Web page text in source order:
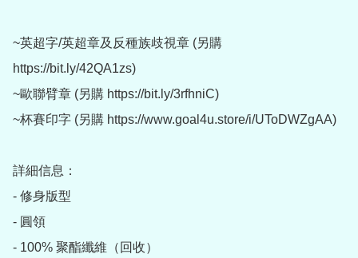
~英超字/英超章及反種族歧視章 (另購
https://bit.ly/42QA1zs)
~歐聯臂章 (另購 https://bit.ly/3rfhniC)
~杯賽印字 (另購 https://www.goal4u.store/i/UToDWZgAA)
詳細信息：
- 修身版型
- 圓領
- 100% 聚酯纖維（回收）